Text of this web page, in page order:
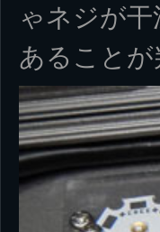
ゃネジが
あること